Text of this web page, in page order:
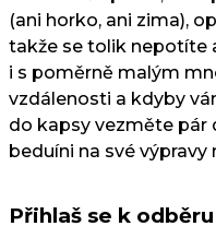
(ani horko, ani zima),
takže se tolik nepotíte
i s poměrně malým
vzdálenosti a kdyby
do kapsy vezměte pár
beduíni na své
Přihlaš se k